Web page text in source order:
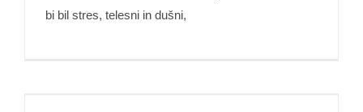
bi bil stres, telesni in dušni,